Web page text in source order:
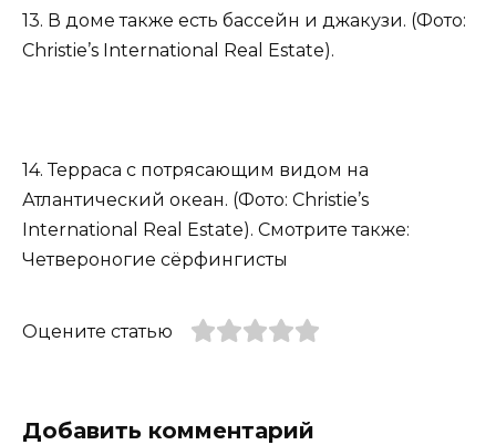
13. В доме также есть бассейн и джакузи. (Фото:
Christie’s International Real Estate).
14. Терраса с потрясающим видом на
Атлантический океан. (Фото: Christie’s
International Real Estate). Смотрите также:
Четвероногие сёрфингисты
Оцените статью
Добавить комментарий